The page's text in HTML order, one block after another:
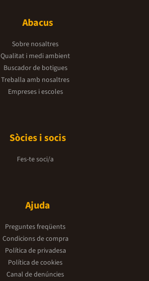
Abacus
Sobre nosaltres
Qualitat i medi ambient
Buscador de botigues
Treballa amb nosaltres
Empreses i escoles
Sòcies i socis
Fes-te soci/a
Ajuda
Preguntes freqüents
Condicions de compra
Política de privadesa
Política de cookies
Canal de denúncies